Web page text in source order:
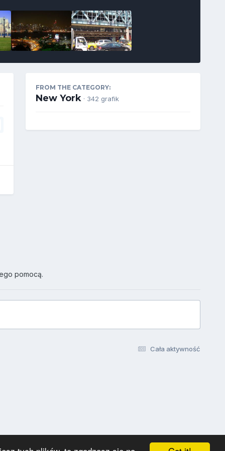
FROM THE CATEGORY:
New York · 342 grafik
pomocą.
Cała aktywność